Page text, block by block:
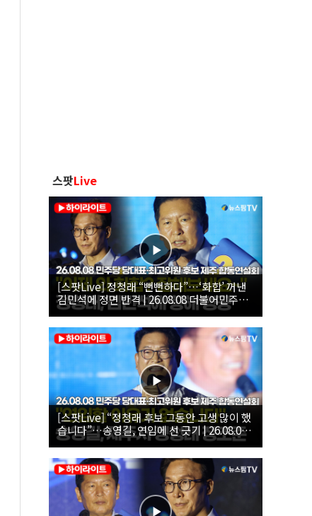
스팟Live
[스팟Live] 정청래 “뻔뻔하다”…‘화합’ 꺼낸
김민석에 정면 반격 | 26.08.08 더불어민주당
당대표·최고위원 후보 제주 합동연설회
[스팟Live] “정청래 후보 그동안 고생 많이 했
습니다”…송영길, 연임에 선 긋기 | 26.08.08
더불어민주당 당대표·최고위원 후보 제주 합
동연설회